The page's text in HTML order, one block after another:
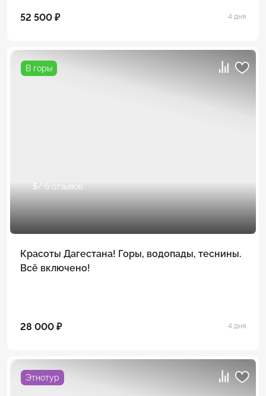
52 500 ₽ 4 дня
В горы
5/ 6 отзывов
Красоты Дагестана! Горы, водопады, теснины.
Всё включено!
28 000 ₽ 4 дня
Этнотур